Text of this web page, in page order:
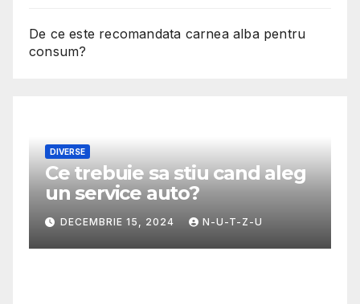
De ce este recomandata carnea alba pentru
consum?
DIVERSE
Ce trebuie sa stiu cand aleg
un service auto?
DECEMBRIE 15, 2024 N-U-T-Z-U